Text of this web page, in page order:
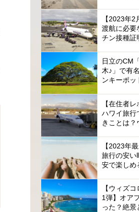
【2023年
渡航に必要
チン接種証
日立のCM
木♪」で有
ンキーポッ
【在住者
ハワイ旅行
きことは？
【2023年
旅行の安い
安で楽しめ
【ウィズ
1弾】オア
った？絶景